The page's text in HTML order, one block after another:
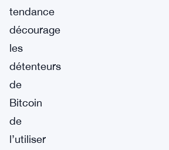
tendance
décourage
les
détenteurs
de
Bitcoin
de
l’utiliser